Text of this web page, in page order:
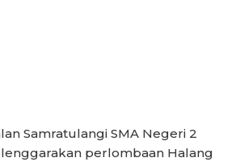
Samratulangi SMA Negeri 2
perlombaan Halang